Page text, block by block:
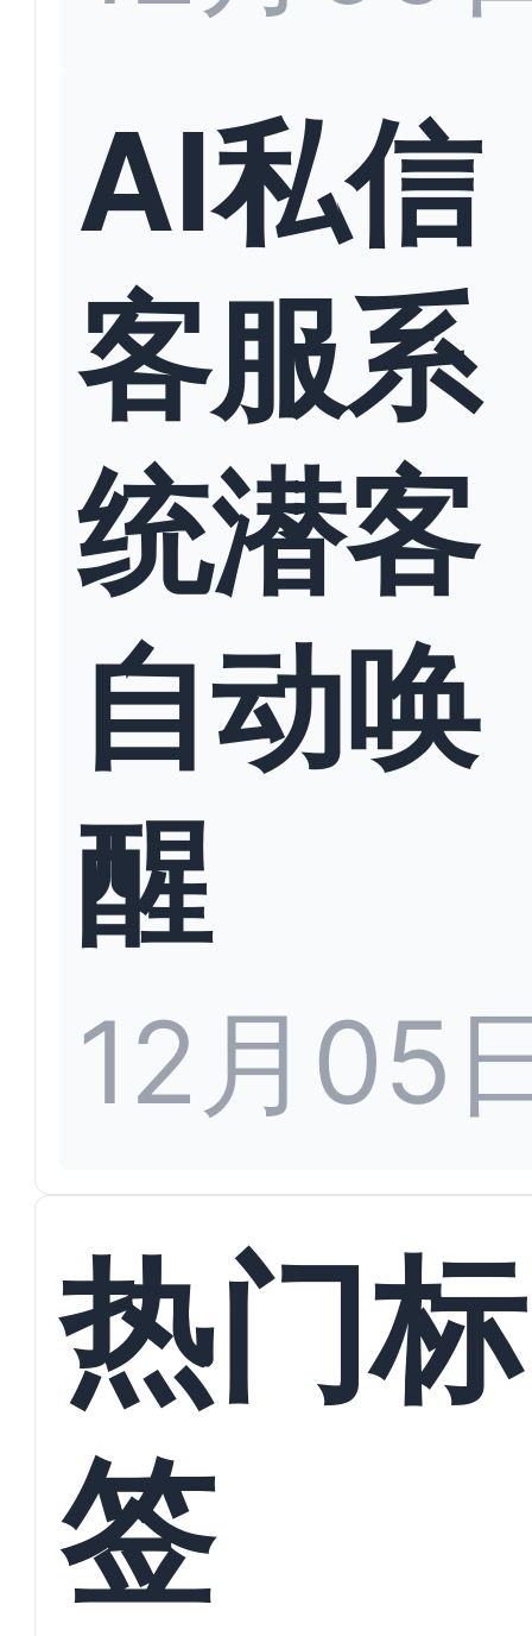
AI私信
客服系
统潜客
自动唤
醒
12月05
热门标
签